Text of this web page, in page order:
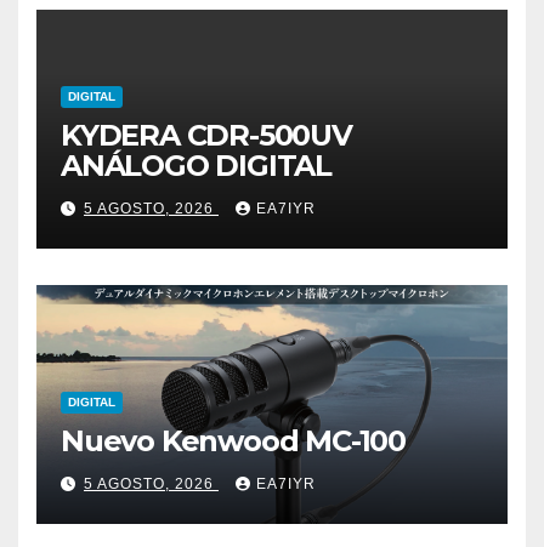
DIGITAL
KYDERA CDR-500UV
ANÁLOGO DIGITAL
5 AGOSTO, 2026 EA7IYR
DIGITAL
Nuevo Kenwood MC-100
5 AGOSTO, 2026 EA7IYR